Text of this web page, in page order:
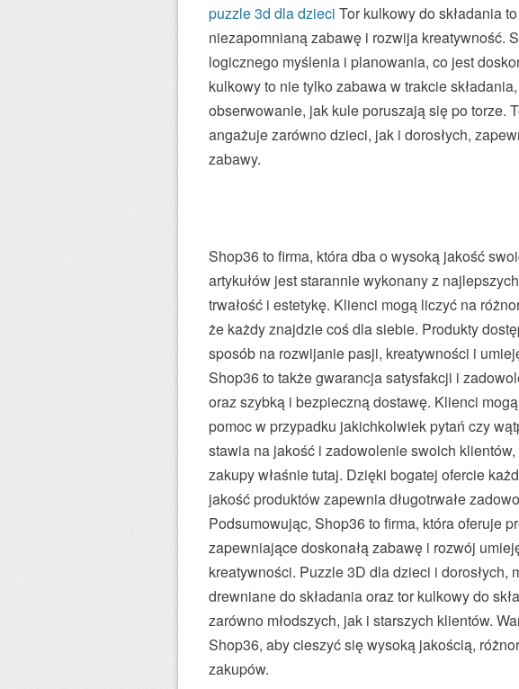
puzzle 3d dla dzieci Tor kulkowy do składania
niezapomnianą zabawę i rozwija kreatywność.
logicznego myślenia i planowania, co jest
kulkowy to nie tylko zabawa w trakcie
obserwowanie, jak kule poruszają się po torze.
angażuje zarówno dzieci, jak i dorosłych,
zabawy.
Shop36 to firma, która dba o wysoką jakość
artykułów jest starannie wykonany z
trwałość i estetykę. Klienci mogą liczyć na
że każdy znajdzie coś dla siebie. Produkty
sposób na rozwijanie pasji, kreatywności i
Shop36 to także gwarancja satysfakcji i
oraz szybką i bezpieczną dostawę. Klienci
pomoc w przypadku jakichkolwiek pytań czy
stawia na jakość i zadowolenie swoich
zakupy właśnie tutaj. Dzięki bogatej ofercie
jakość produktów zapewnia długotrwałe
Podsumowując, Shop36 to firma, która oferuje
zapewniające doskonałą zabawę i rozwój
kreatywności. Puzzle 3D dla dzieci i dorosłych,
drewniane do składania oraz tor kulkowy do
zarówno młodszych, jak i starszych klientów.
Shop36, aby cieszyć się wysoką jakością,
zakupów.